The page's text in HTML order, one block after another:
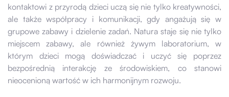
kontaktowi z przyrodą dzieci uczą się nie tylko kreatywności,
ale także współpracy i komunikacji, gdy angażują się w
grupowe zabawy i dzielenie zadań. Natura staje się nie tylko
miejscem zabawy, ale również żywym laboratorium, w
którym dzieci mogą doświadczać i uczyć się poprzez
bezpośrednią interakcję ze środowiskiem, co stanowi
nieocenioną wartość w ich harmonijnym rozwoju.